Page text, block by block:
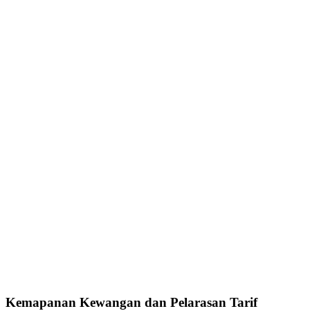
Kemapanan Kewangan dan Pelarasan Tarif